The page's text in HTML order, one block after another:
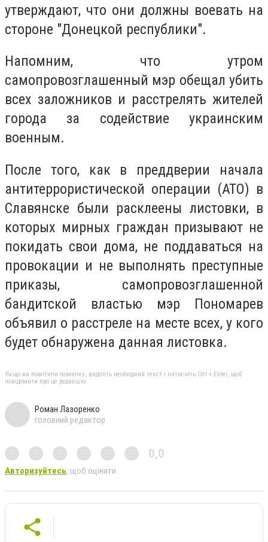
утверждают, что они должны воевать на
стороне "Донецкой республики".
Напомним, что утром
самопровозглашенный мэр обещал убить
всех заложников и расстрелять жителей
города за содействие украинским
военным.
После того, как в преддверии начала
антитеррористической операции (АТО) в
Славянске были расклеены листовки, в
которых мирных граждан призывают не
покидать свои дома, не поддаваться на
провокации и не выполнять преступные
приказы, самопровозглашенной
бандитской властью мэр Пономарев
объявил о расстреле на месте всех, у кого
будет обнаружена данная листовка.
Якщо ви помітили помилку, виділіть необхідний текст і натисніть Ctrl + Enter, щоб
повідомити про це редакцію
Роман Лазоренко
головний редактор
0,0
Авторизуйтесь, щоб оцінити